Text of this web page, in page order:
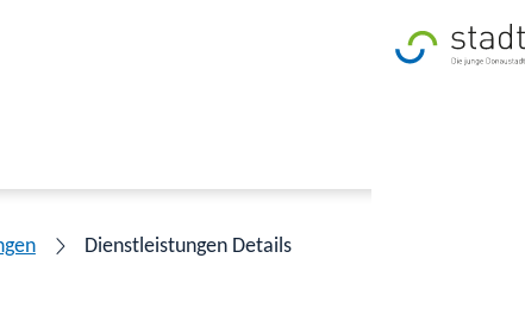
Dienstleistungen Details